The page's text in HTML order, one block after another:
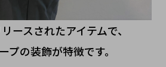
ースされたアイテムで、
プの装飾が特徴です。